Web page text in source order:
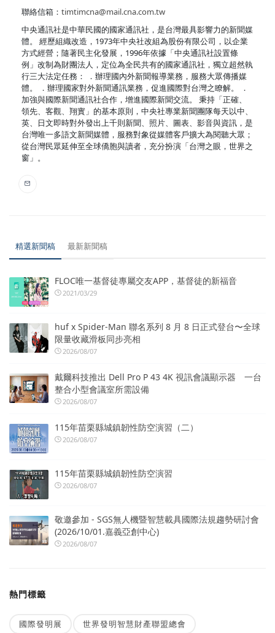
聯絡信箱： timtimcna@mail.cna.com.tw
中央通訊社是中華民國的國家通訊社，是台灣最具影響力的新聞媒
體。 經歷組織改造，1973年中央社改組為股份有限公司，以企業
方式經營；隨著民主化發展，1996年依據「中央通訊社設置條
例」改制為財團法人，定位為全民共有的國家通訊社，獨立超然執
行三大法定任務： ．辦理國內外新聞報導業務，服務大眾傳播媒
體。 ．辦理國家對外新聞通訊業務，促進國際對台灣之瞭解。 ．
加強與國際新聞通訊社合作，增進國際新聞交流。 秉持「正確、
領先、客觀、翔實」的基本原則，中央社專業新聞團隊每天以中、
英、日文即時對外發出上千則新聞、照片、圖表、影音與資訊，是
台灣唯一多語文新聞媒體，服務對象從媒體客戶擴大為閱聽大眾；
從台灣民眾延伸至全球僑胞與讀者，充分扮演「台灣之眼，世界之
窗」。
精選新聞稿 最新新聞稿
FLOC唯一基督徒專屬交友APP，基督徒的新福音
2021/03/29
huf x Spider-Man 聯名系列 8 月 8 日正式登台〜全球
限量收藏滑板同步亮相
2026/08/07
戴爾科技推出 Dell Pro P 43 4K 視訊會議顯示器 一台
整合小型會議室所需設備
2026/08/07
115年苗栗縣城鎮韌性防空演習（二）
2026/08/07
115年苗栗縣城鎮韌性防空演習
2026/08/07
敬邀參加 - SGS無人機暨智慧載具國際法規趨勢研討會
(2026/10/01.嘉義亞創中心)
2026/08/07
熱門標籤
國際發明展 世界發明智慧財產聯盟總會